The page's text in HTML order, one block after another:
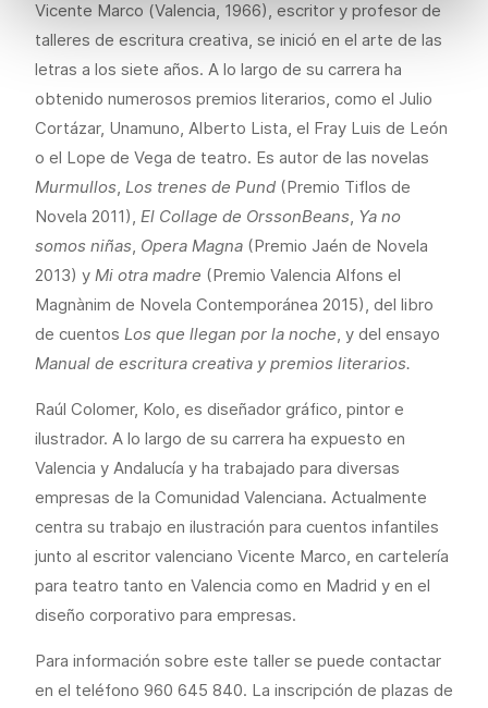
Vicente Marco (Valencia, 1966), escritor y profesor de
talleres de escritura creativa, se inició en el arte de las
letras a los siete años. A lo largo de su carrera ha
obtenido numerosos premios literarios, como el Julio
Cortázar, Unamuno, Alberto Lista, el Fray Luis de León
o el Lope de Vega de teatro. Es autor de las novelas
Murmullos, Los trenes de Pund (Premio Tiflos de
Novela 2011), El Collage de OrssonBeans, Ya no
somos niñas, Opera Magna (Premio Jaén de Novela
2013) y Mi otra madre (Premio Valencia Alfons el
Magnànim de Novela Contemporánea 2015), del libro
de cuentos Los que llegan por la noche, y del ensayo
Manual de escritura creativa y premios literarios.
Raúl Colomer, Kolo, es diseñador gráfico, pintor e
ilustrador. A lo largo de su carrera ha expuesto en
Valencia y Andalucía y ha trabajado para diversas
empresas de la Comunidad Valenciana. Actualmente
centra su trabajo en ilustración para cuentos infantiles
junto al escritor valenciano Vicente Marco, en cartelería
para teatro tanto en Valencia como en Madrid y en el
diseño corporativo para empresas.
Para información sobre este taller se puede contactar
en el teléfono 960 645 840. La inscripción de plazas de